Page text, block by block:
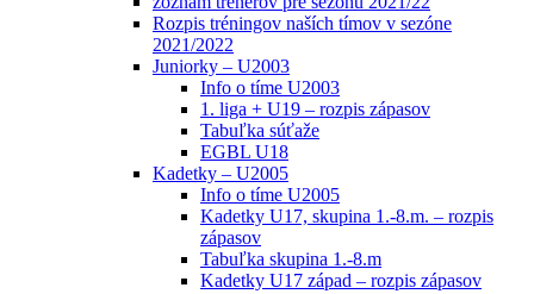
Rozpis tréningov naších tímov v sezóne
2021/2022
Juniorky – U2003
Info o tíme U2003
1. liga + U19 – rozpis zápasov
Tabuľka súťaže
EGBL U18
Kadetky – U2005
Info o tíme U2005
Kadetky U17, skupina 1.-8.m. – rozpis
zápasov
Tabuľka skupina 1.-8.m
Kadetky U17 západ – rozpis zápasov